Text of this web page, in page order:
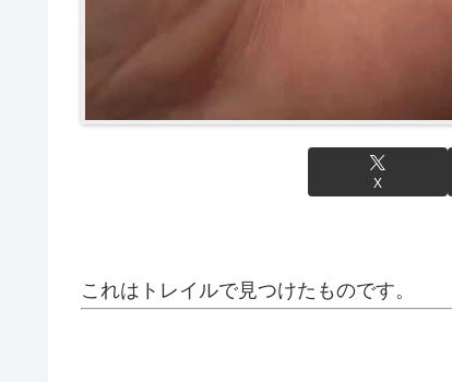
X
これはトレイルで見つけたものです。